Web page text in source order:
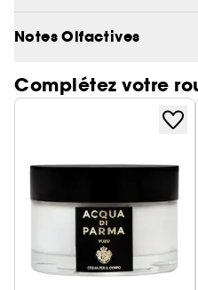
la beauté est partout,
Notes Olfactives
Complétez votre